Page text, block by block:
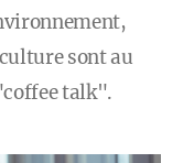
sont au
talk".